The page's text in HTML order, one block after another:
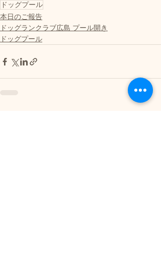
ドッグプール
本日のご報告
ドッグランクラブ広島 プール開き
ドッグプール